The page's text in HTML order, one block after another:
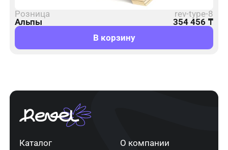
Розница
rev-type-8
Альпы
354 456 ₸
В корзину
Каталог О компании